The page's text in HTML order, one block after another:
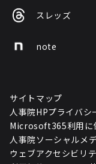
スレッズ
note
サイトマップ
人事院HPプライバシ
Microsoft365利用に
人事院ソーシャルメ
ウェブアクセシビリ